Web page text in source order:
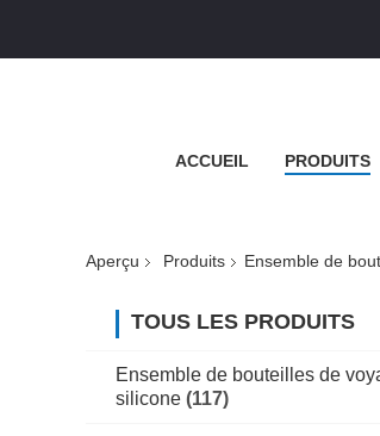
ACCUEIL PRODUITS
Aperçu Produits Ensemble de
TOUS LES PRODUITS
Ensemble de bouteilles de
silicone (117)